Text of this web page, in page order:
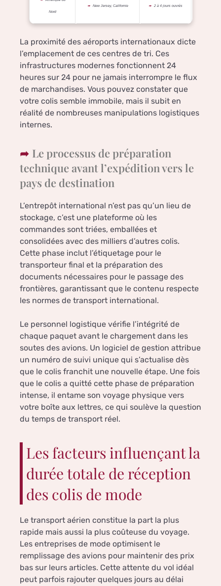
Nord
New Jersey, Californie 2 à 4 jours ouvrés
La proximité des aéroports internationaux dicte
l’emplacement de ces centres de tri. Ces
infrastructures modernes fonctionnent 24
heures sur 24 pour ne jamais interrompre le flux
de marchandises. Vous pouvez constater que
votre colis semble immobile, mais il subit en
réalité de nombreuses manipulations logistiques
internes.
Le processus de préparation
technique avant l’expédition vers le
pays de destination
L’entrepôt international n’est pas qu’un lieu de
stockage, c’est une plateforme où les
commandes sont triées, emballées et
consolidées avec des milliers d’autres colis.
Cette phase inclut l’étiquetage pour le
transporteur final et la préparation des
documents nécessaires pour le passage des
frontières, garantissant que le contenu respecte
les normes de transport international.
Le personnel logistique vérifie l’intégrité de
chaque paquet avant le chargement dans les
soutes des avions. Un logiciel de gestion attribue
un numéro de suivi unique qui s’actualise dès
que le colis franchit une nouvelle étape. Une fois
que le colis a quitté cette phase de préparation
intense, il entame son voyage physique vers
votre boîte aux lettres, ce qui soulève la question
du temps de transport réel.
Les facteurs influençant la
durée totale de réception
des colis de mode
Le transport aérien constitue la part la plus
rapide mais aussi la plus coûteuse du voyage.
Les entreprises de mode optimisent le
remplissage des avions pour maintenir des prix
bas sur leurs articles. Cette attente du vol idéal
peut parfois rajouter quelques jours au délai